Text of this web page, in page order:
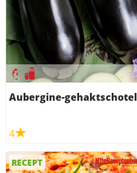
Aubergine-gehaktschotel
4
RECEPT